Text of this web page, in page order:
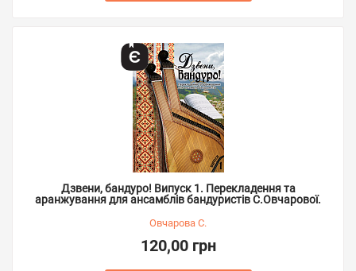
Дзвени, бандуро! Випуск 1. Перекладення та
аранжування для ансамблів бандуристів С.Овчарової.
Овчарова С.
120,00 грн